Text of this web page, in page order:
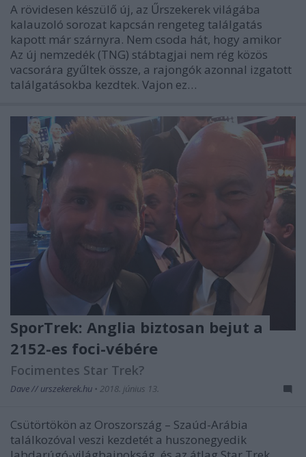
A rövidesen készülő új, az Űrszekerek világába
kalauzoló sorozat kapcsán rengeteg találgatás
kapott már szárnyra. Nem csoda hát, hogy amikor
Az új nemzedék (TNG) stábtagjai nem rég közös
vacsorára gyűltek össze, a rajongók azonnal izgatott
találgatásokba kezdtek. Vajon ez…
SporTrek: Anglia biztosan bejut a
2152-es foci-vébére
Focimentes Star Trek?
Dave // urszekerek.hu • 2018. június 13.
Csütörtökön az Oroszország – Szaúd-Arábia
találkozóval veszi kezdetét a huszonegyedik